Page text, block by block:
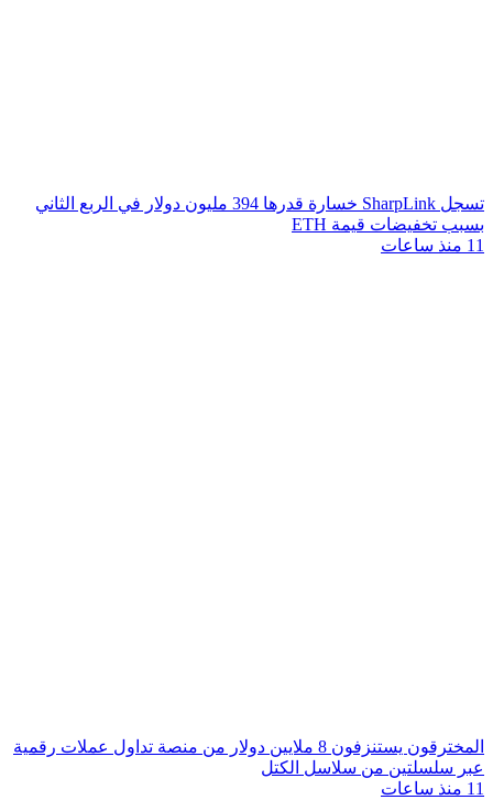
تسجل SharpLink خسارة قدرها 394 مليون دولار في الربع الثاني
بسبب تخفيضات قيمة ETH
11 منذ ساعات
المخترقون يستنزفون 8 ملايين دولار من منصة تداول عملات رقمية
عبر سلسلتين من سلاسل الكتل
11 منذ ساعات